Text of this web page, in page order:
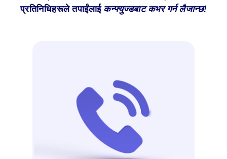
प्रतिनिधिहरूले तपाईंलाईकन्फ्युज्डबाट कभर गर्न लैजान्छ!